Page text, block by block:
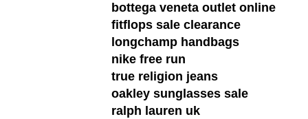
bottega veneta outlet online
fitflops sale clearance
longchamp handbags
nike free run
true religion jeans
oakley sunglasses sale
ralph lauren uk